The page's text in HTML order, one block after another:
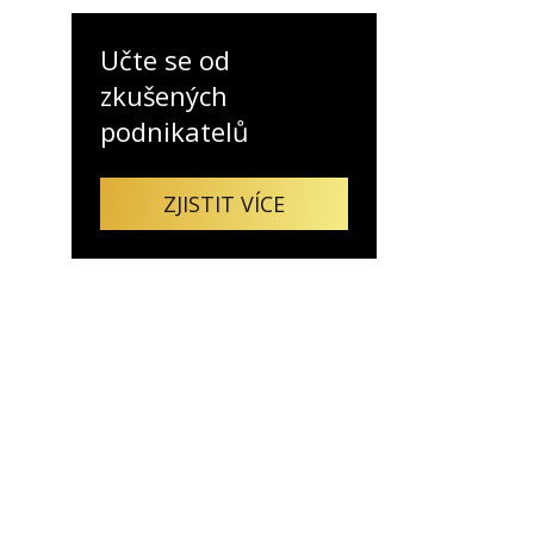
Já v médiích
Učte se od
zkušených
podnikatelů
ZJISTIT VÍCE